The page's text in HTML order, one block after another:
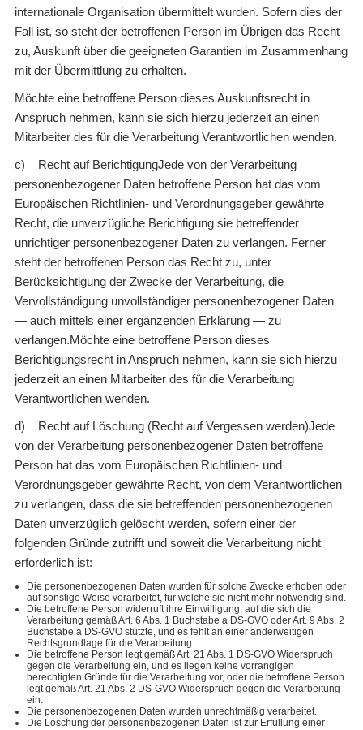
internationale Organisation übermittelt wurden. Sofern dies der
Fall ist, so steht der betroffenen Person im Übrigen das Recht
zu, Auskunft über die geeigneten Garantien im Zusammenhang
mit der Übermittlung zu erhalten.
Möchte eine betroffene Person dieses Auskunftsrecht in
Anspruch nehmen, kann sie sich hierzu jederzeit an einen
Mitarbeiter des für die Verarbeitung Verantwortlichen wenden.
c) Recht auf BerichtigungJede von der Verarbeitung
personenbezogener Daten betroffene Person hat das vom
Europäischen Richtlinien- und Verordnungsgeber gewährte
Recht, die unverzügliche Berichtigung sie betreffender
unrichtiger personenbezogener Daten zu verlangen. Ferner
steht der betroffenen Person das Recht zu, unter
Berücksichtigung der Zwecke der Verarbeitung, die
Vervollständigung unvollständiger personenbezogener Daten
— auch mittels einer ergänzenden Erklärung — zu
verlangen.Möchte eine betroffene Person dieses
Berichtigungsrecht in Anspruch nehmen, kann sie sich hierzu
jederzeit an einen Mitarbeiter des für die Verarbeitung
Verantwortlichen wenden.
d) Recht auf Löschung (Recht auf Vergessen werden)Jede
von der Verarbeitung personenbezogener Daten betroffene
Person hat das vom Europäischen Richtlinien- und
Verordnungsgeber gewährte Recht, von dem Verantwortlichen
zu verlangen, dass die sie betreffenden personenbezogenen
Daten unverzüglich gelöscht werden, sofern einer der
folgenden Gründe zutrifft und soweit die Verarbeitung nicht
erforderlich ist:
Die personenbezogenen Daten wurden für solche Zwecke erhoben oder
auf sonstige Weise verarbeitet, für welche sie nicht mehr notwendig sind.
Die betroffene Person widerruft ihre Einwilligung, auf die sich die
Verarbeitung gemäß Art. 6 Abs. 1 Buchstabe a DS-GVO oder Art. 9 Abs. 2
Buchstabe a DS-GVO stützte, und es fehlt an einer anderweitigen
Rechtsgrundlage für die Verarbeitung.
Die betroffene Person legt gemäß Art. 21 Abs. 1 DS-GVO Widerspruch
gegen die Verarbeitung ein, und es liegen keine vorrangigen
berechtigten Gründe für die Verarbeitung vor, oder die betroffene Person
legt gemäß Art. 21 Abs. 2 DS-GVO Widerspruch gegen die Verarbeitung
ein.
Die personenbezogenen Daten wurden unrechtmäßig verarbeitet.
Die Löschung der personenbezogenen Daten ist zur Erfüllung einer